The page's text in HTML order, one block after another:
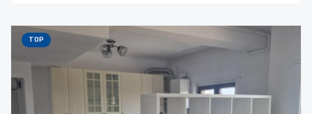
TOP